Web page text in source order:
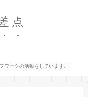
点
ワークの活動をしています。